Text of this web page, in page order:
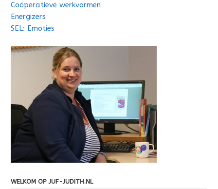
Coöperatieve werkvormen
Energizers
SEL: Emoties
WELKOM OP JUF-JUDITH.NL